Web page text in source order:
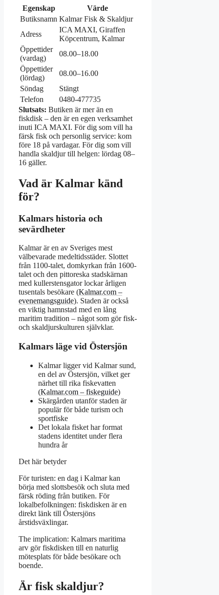
Egenskap
Värde
Butiksnamn Kalmar Fisk & Skaldjur
Adress
ICA MAXI, Giraffen
Köpcentrum, Kalmar
Öppettider
(vardag)
08.00–18.00
Öppettider
(lördag)
08.00–16.00
Söndag
Stängt
Telefon
0480-477735
Slutsats: Butiken är mer än en
fiskdisk – den är en egen verksamhet
inuti ICA MAXI. För dig som vill ha
färsk fisk och personlig service: kom
före 18 på vardagar. För dig som vill
handla skaldjur till helgen: lördag 08–
16 gäller.
Vad är Kalmar känd
för?
Kalmars historia och
sevärdheter
Kalmar är en av Sveriges mest
välbevarade medeltidsstäder. Slottet
från 1100-talet, domkyrkan från 1600-
talet och den pittoreska stadskärnan
med kullerstensgator lockar årligen
tusentals besökare (Kalmar.com –
evenemangsguide). Staden är också
en viktig hamnstad med en lång
maritim tradition – något som gör fisk-
och skaldjurskulturen självklar.
Kalmars läge vid Östersjön
Kalmar ligger vid Kalmar sund,
en del av Östersjön, vilket ger
närhet till rika fiskevatten
(Kalmar.com – fiskeguide)
Skärgården utanför staden är
populär för både turism och
sportfiske
Det lokala fisket har format
stadens identitet under flera
hundra år
Det här betyder
För turisten: en dag i Kalmar kan
börja med slottsbesök och sluta med
färsk röding från butiken. För
lokalbefolkningen: fiskdisken är en
direkt länk till Östersjöns
årstidsväxlingar.
The implication: Kalmars maritima
arv gör fiskdisken till en naturlig
mötesplats för både besökare och
boende.
Är fisk skaldjur?